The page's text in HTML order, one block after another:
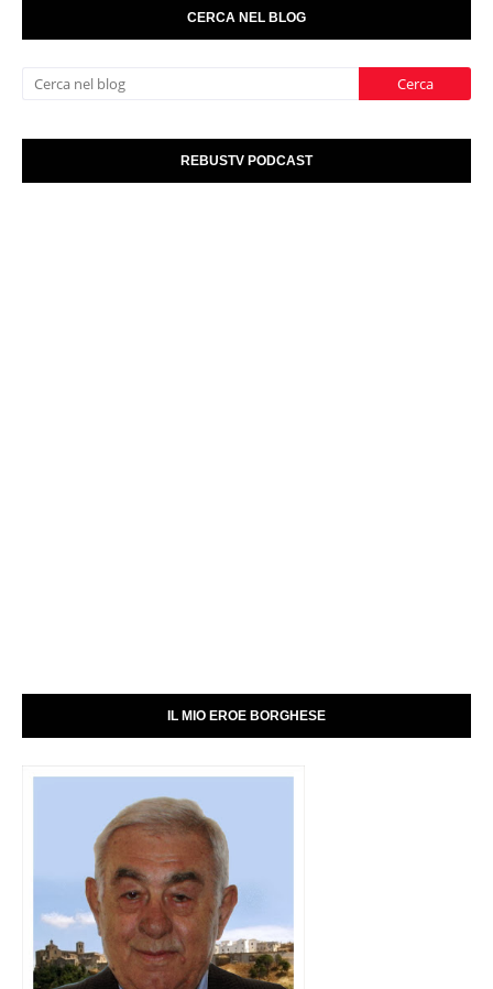
CERCA NEL BLOG
REBUSTV PODCAST
IL MIO EROE BORGHESE